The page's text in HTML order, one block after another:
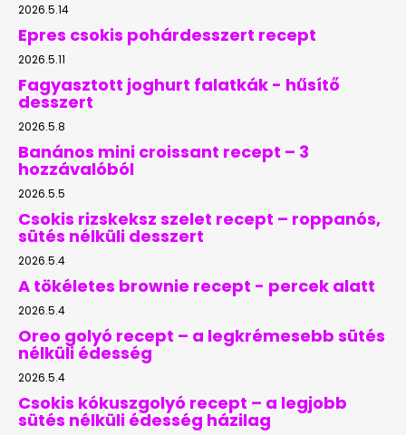
2026.5.14
Epres csokis pohárdesszert recept
2026.5.11
Fagyasztott joghurt falatkák - hűsítő
desszert
2026.5.8
Banános mini croissant recept – 3
hozzávalóból
2026.5.5
Csokis rizskeksz szelet recept – roppanós,
sütés nélküli desszert
2026.5.4
A tökéletes brownie recept - percek alatt
2026.5.4
Oreo golyó recept – a legkrémesebb sütés
nélküli édesség
2026.5.4
Csokis kókuszgolyó recept – a legjobb
sütés nélküli édesség házilag